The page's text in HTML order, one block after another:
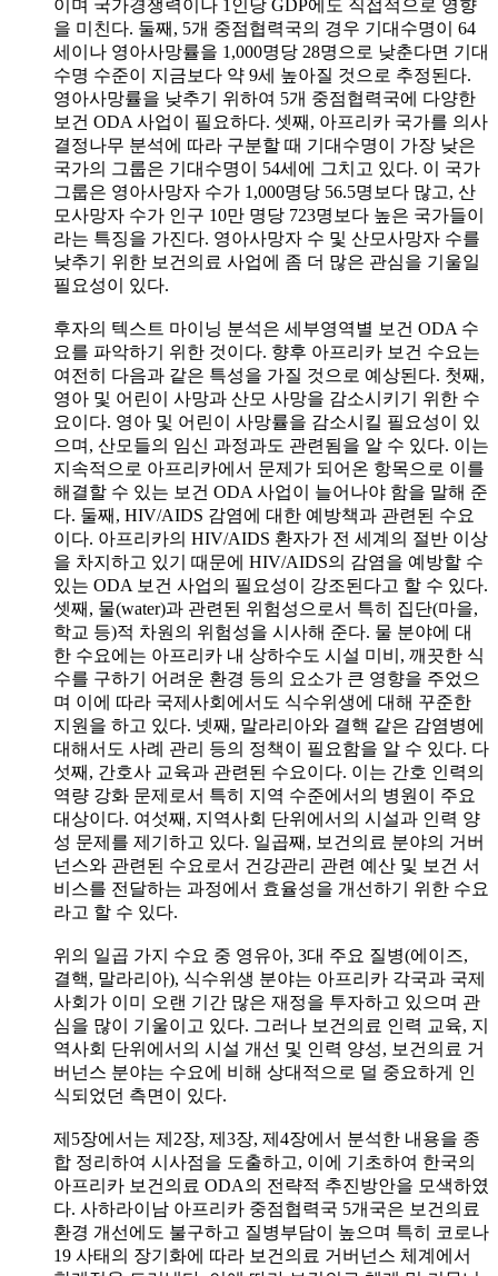
이며 국가경쟁력이나 1인당 GDP에도 직접적으로 영향
을 미친다. 둘째, 5개 중점협력국의 경우 기대수명이 64
세이나 영아사망률을 1,000명당 28명으로 낮춘다면 기대
수명 수준이 지금보다 약 9세 높아질 것으로 추정된다.
영아사망률을 낮추기 위하여 5개 중점협력국에 다양한
보건 ODA 사업이 필요하다. 셋째, 아프리카 국가를 의사
결정나무 분석에 따라 구분할 때 기대수명이 가장 낮은
국가의 그룹은 기대수명이 54세에 그치고 있다. 이 국가
그룹은 영아사망자 수가 1,000명당 56.5명보다 많고, 산
모사망자 수가 인구 10만 명당 723명보다 높은 국가들이
라는 특징을 가진다. 영아사망자 수 및 산모사망자 수를
낮추기 위한 보건의료 사업에 좀 더 많은 관심을 기울일
필요성이 있다.
후자의 텍스트 마이닝 분석은 세부영역별 보건 ODA 수
요를 파악하기 위한 것이다. 향후 아프리카 보건 수요는
여전히 다음과 같은 특성을 가질 것으로 예상된다. 첫째,
영아 및 어린이 사망과 산모 사망을 감소시키기 위한 수
요이다. 영아 및 어린이 사망률을 감소시킬 필요성이 있
으며, 산모들의 임신 과정과도 관련됨을 알 수 있다. 이는
지속적으로 아프리카에서 문제가 되어온 항목으로 이를
해결할 수 있는 보건 ODA 사업이 늘어나야 함을 말해 준
다. 둘째, HIV/AIDS 감염에 대한 예방책과 관련된 수요
이다. 아프리카의 HIV/AIDS 환자가 전 세계의 절반 이상
을 차지하고 있기 때문에 HIV/AIDS의 감염을 예방할 수
있는 ODA 보건 사업의 필요성이 강조된다고 할 수 있다.
셋째, 물(water)과 관련된 위험성으로서 특히 집단(마을,
학교 등)적 차원의 위험성을 시사해 준다. 물 분야에 대
한 수요에는 아프리카 내 상하수도 시설 미비, 깨끗한 식
수를 구하기 어려운 환경 등의 요소가 큰 영향을 주었으
며 이에 따라 국제사회에서도 식수위생에 대해 꾸준한
지원을 하고 있다. 넷째, 말라리아와 결핵 같은 감염병에
대해서도 사례 관리 등의 정책이 필요함을 알 수 있다. 다
섯째, 간호사 교육과 관련된 수요이다. 이는 간호 인력의
역량 강화 문제로서 특히 지역 수준에서의 병원이 주요
대상이다. 여섯째, 지역사회 단위에서의 시설과 인력 양
성 문제를 제기하고 있다. 일곱째, 보건의료 분야의 거버
넌스와 관련된 수요로서 건강관리 관련 예산 및 보건 서
비스를 전달하는 과정에서 효율성을 개선하기 위한 수요
라고 할 수 있다.
위의 일곱 가지 수요 중 영유아, 3대 주요 질병(에이즈,
결핵, 말라리아), 식수위생 분야는 아프리카 각국과 국제
사회가 이미 오랜 기간 많은 재정을 투자하고 있으며 관
심을 많이 기울이고 있다. 그러나 보건의료 인력 교육, 지
역사회 단위에서의 시설 개선 및 인력 양성, 보건의료 거
버넌스 분야는 수요에 비해 상대적으로 덜 중요하게 인
식되었던 측면이 있다.
제5장에서는 제2장, 제3장, 제4장에서 분석한 내용을 종
합 정리하여 시사점을 도출하고, 이에 기초하여 한국의
아프리카 보건의료 ODA의 전략적 추진방안을 모색하였
다. 사하라이남 아프리카 중점협력국 5개국은 보건의료
환경 개선에도 불구하고 질병부담이 높으며 특히 코로나
19 사태의 장기화에 따라 보건의료 거버넌스 체계에서